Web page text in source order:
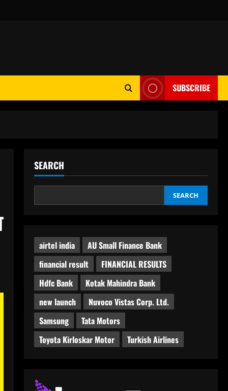
SUBSCRIBE
SEARCH
SEARCH
airtel india
AU Small Finance Bank
financial result
FINANCIAL RESULTS
Hdfc Bank
Kotak Mahindra Bank
new launch
Nuvoco Vistas Corp. Ltd.
Samsung
Tata Motors
Toyota Kirloskar Motor
Turkish Airlines